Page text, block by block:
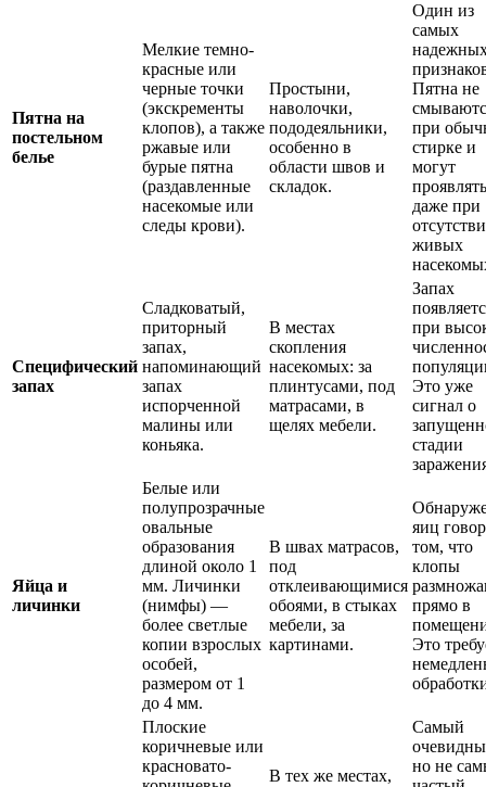
Пятна на
постельном
белье
Мелкие темно-
красные или
черные точки
(экскременты
клопов), а также
ржавые или
бурые пятна
(раздавленные
насекомые или
следы крови).
Простыни,
наволочки,
пододеяльники,
особенно в
области швов и
складок.
Один из
самых
Пятна не
при
стирке и
могут
даже при
живых
Специфический
запах
Сладковатый,
приторный
запах,
напоминающий
запах
испорченной
малины или
коньяка.
В местах
скопления
насекомых: за
плинтусами, под
матрасами, в
щелях мебели.
Запах
при
Это уже
сигнал о
стадии
Яйца и
личинки
Белые или
полупрозрачные
овальные
образования
длиной около 1
мм. Личинки
(нимфы) —
более светлые
копии взрослых
особей,
размером от 1
до 4 мм.
В швах матрасов,
под
отклеивающимися
обоями, в стыках
мебели, за
картинами.
яиц
том, что
клопы
прямо в
Это
Плоские
коричневые или
красновато-
В тех же местах,
Самый
но не